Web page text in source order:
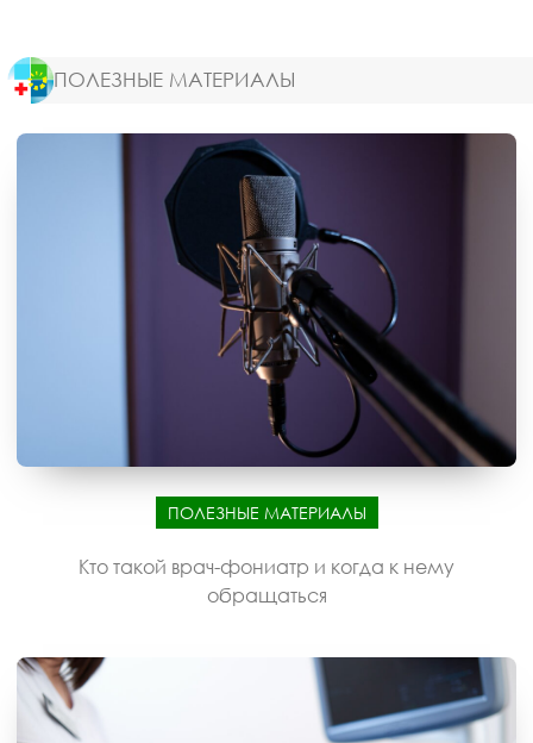
ПОЛЕЗНЫЕ МАТЕРИАЛЫ
ПОЛЕЗНЫЕ МАТЕРИАЛЫ
Кто такой врач-фониатр и когда к нему
обращаться